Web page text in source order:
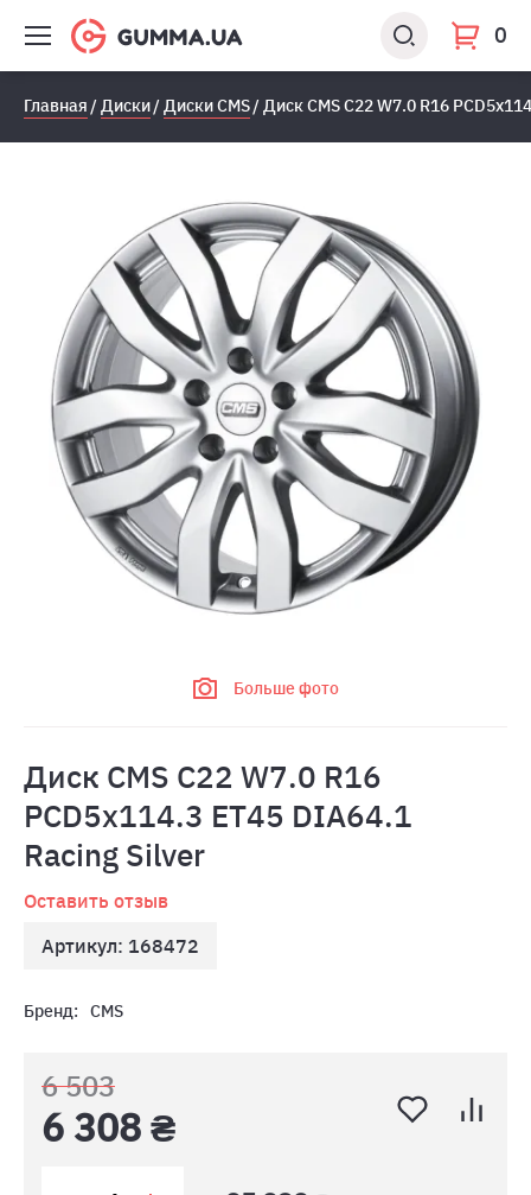
0
Главная Диски Диски CMS Диск CMS C22 W7.0 R16
Больше фото
Диск CMS C22 W7.0 R16
PCD5x114.3 ET45 DIA64.1
Racing Silver
Оставить отзыв
Артикул: 168472
Бренд: CMS
6 503
6 308 ₴